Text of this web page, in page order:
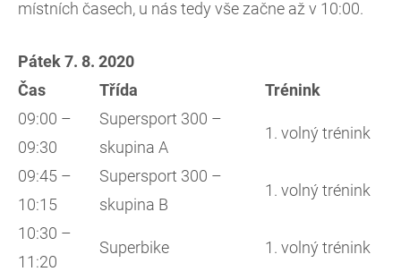
místních časech, u nás tedy vše začne až v 10:00.
Pátek 7. 8. 2020
Čas
Třída
Trénink
09:00 –
09:30
Supersport 300 –
skupina A
1. volný trénink
09:45 –
10:15
Supersport 300 –
skupina B
1. volný trénink
10:30 –
11:20
Superbike 1. volný trénink